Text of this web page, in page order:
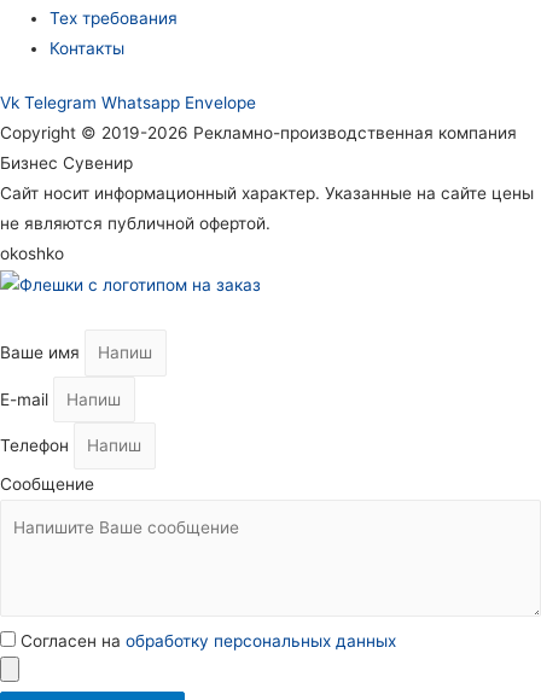
Тех требования
Контакты
Vk Telegram Whatsapp Envelope
Copyright © 2019-2026 Рекламно-производственная компания
Бизнес Сувенир
Сайт носит информационный характер. Указанные на сайте цены
не являются публичной офертой.
okoshko
Ваше имя
E-mail
Телефон
Сообщение
Согласен на обработку персональных данных